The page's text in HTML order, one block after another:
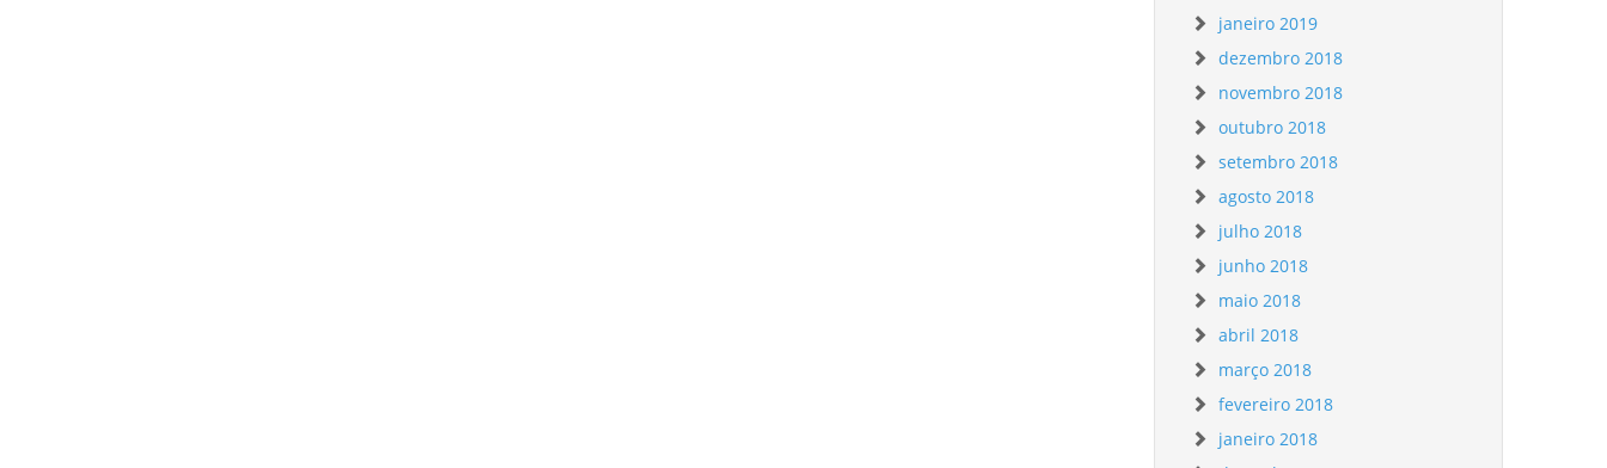
janeiro 2019
dezembro 2018
novembro 2018
outubro 2018
setembro 2018
agosto 2018
julho 2018
junho 2018
maio 2018
abril 2018
março 2018
fevereiro 2018
janeiro 2018